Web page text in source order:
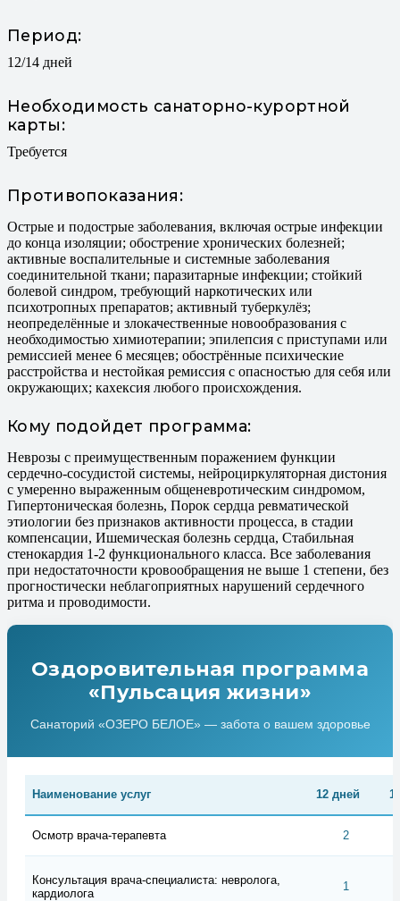
Период:
12/14 дней
Необходимость санаторно-курортной
карты:
Требуется
Противопоказания:
Острые и подострые заболевания, включая острые инфекции
до конца изоляции; обострение хронических болезней;
активные воспалительные и системные заболевания
соединительной ткани; паразитарные инфекции; стойкий
болевой синдром, требующий наркотических или
психотропных препаратов; активный туберкулёз;
неопределённые и злокачественные новообразования с
необходимостью химиотерапии; эпилепсия с приступами или
ремиссией менее 6 месяцев; обострённые психические
расстройства и нестойкая ремиссия с опасностью для себя или
окружающих; кахексия любого происхождения.
Кому подойдет программа:
Неврозы с преимущественным поражением функции
сердечно-сосудистой системы, нейроциркуляторная дистония
с умеренно выраженным общеневротическим синдромом,
Гипертоническая болезнь, Порок сердца ревматической
этиологии без признаков активности процесса, в стадии
компенсации, Ишемическая болезнь сердца, Стабильная
стенокардия 1-2 функционального класса. Все заболевания
при недостаточности кровообращения не выше 1 степени, без
прогностически неблагоприятных нарушений сердечного
ритма и проводимости.
Оздоровительная программа
«Пульсация жизни»
Санаторий «ОЗЕРО БЕЛОЕ» — забота о вашем здоровье
Наименование услуг 12 дней
Осмотр врача-терапевта 2
Консультация врача-специалиста: невролога,
кардиолога
1